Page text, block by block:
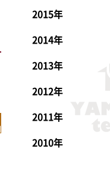
2015年
2014年
2013年
2012年
2011年
2010年